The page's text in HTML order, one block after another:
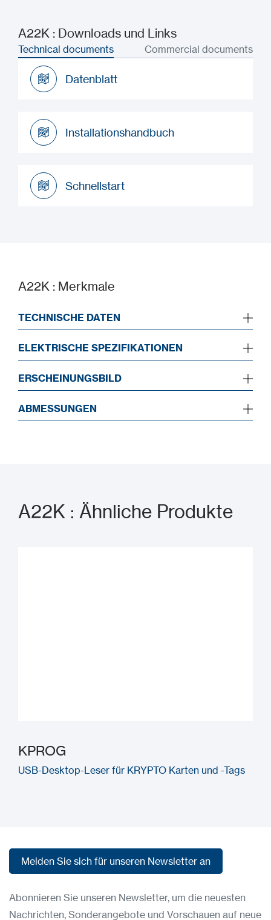
A22K : Downloads und Links
Technical documents Commercial documents
Datenblatt
Installationshandbuch
Schnellstart
A22K : Merkmale
TECHNISCHE DATEN
ELEKTRISCHE SPEZIFIKATIONEN
ERSCHEINUNGSBILD
ABMESSUNGEN
A22K : Ähnliche Produkte
KPROG
USB-Desktop-Leser für KRYPTO Karten und -Tags
Melden Sie sich für unseren Newsletter an
Abonnieren Sie unseren Newsletter, um die neuesten
Nachrichten, Sonderangebote und Vorschauen auf neue